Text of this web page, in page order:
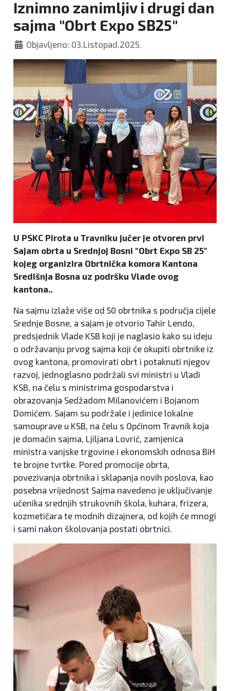
Iznimno zanimljiv i drugi dan
sajma "Obrt Expo SB25"
Objavljeno: 03.Listopad.2025.
U PSKC Pirota u Travniku jučer je otvoren prvi
Sajam obrta u Srednjoj Bosni "Obrt Expo SB 25"
kojeg organizira Obrtnička komora Kantona
Središnja Bosna uz podršku Vlade ovog
kantona..
Na sajmu izlaže više od 50 obrtnika s područja cijele
Srednje Bosne, a sajam je otvorio Tahir Lendo,
predsjednik Vlade KSB koji je naglasio kako su ideju
o održavanju prvog sajma koji će okupiti obrtnike iz
ovog kantona, promovirati obrt i potaknuti njegov
razvoj, jednoglasno podržali svi ministri u Vladi
KSB, na čelu s ministrima gospodarstva i
obrazovanja Sedžadom Milanovićem i Bojanom
Domićem. Sajam su podržale i jedinice lokalne
samouprave u KSB, na čelu s Općinom Travnik koja
je domaćin sajma, Ljiljana Lovrić, zamjenica
ministra vanjske trgovine i ekonomskih odnosa BiH
te brojne tvrtke. Pored promocije obrta,
povezivanja obrtnika i sklapanja novih poslova, kao
posebna vrijednost Sajma navedeno je uključivanje
učenika srednjih strukovnih škola, kuhara, frizera,
kozmetičara te modnih dizajnera, od kojih će mnogi
i sami nakon školovanja postati obrtnici.